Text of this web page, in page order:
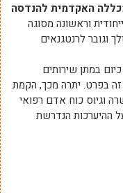
האקדמית להנדסה
וראשונה מסוגה
וגובר לרנטגנאים
במתן שירותים
זה בפרט. יתרה מכך, הקמת
וגיוס כוח אדם רפואי
ההיערכות הנדרשת